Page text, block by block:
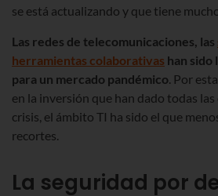
se está actualizando y que tiene
Las redes de telecomunicaciones, las
herramientas colaborativas han sido
para un mercado pandémico. Por
en la inversión que han dado todas las
crisis, el ámbito TI ha sido el que
recortes.
La seguridad por